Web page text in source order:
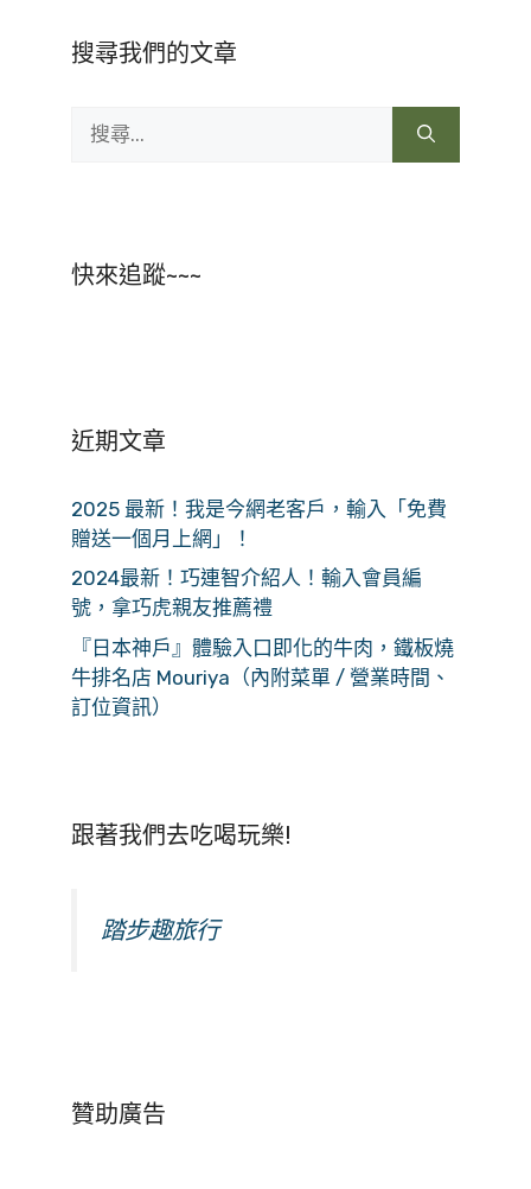
搜尋我們的文章
尋:
快來追蹤~~~
近期文章
2025 最新！我是今網老客戶，輸入「免費
贈送一個月上網」！
2024最新！巧連智介紹人！輸入會員編
號，拿巧虎親友推薦禮
『日本神戶』體驗入口即化的牛肉，鐵板燒
牛排名店 Mouriya（內附菜單 / 營業時間、
訂位資訊）
跟著我們去吃喝玩樂!
踏步趣旅行
贊助廣告